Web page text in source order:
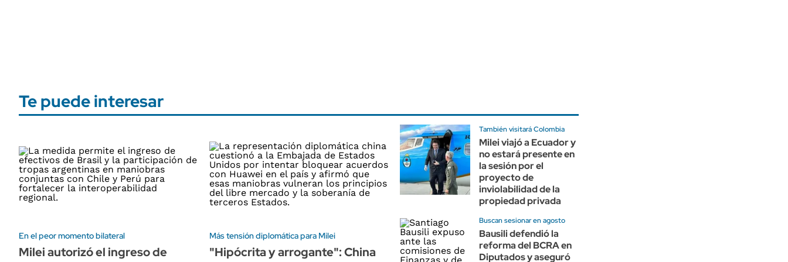
Te puede interesar
En el peor momento bilateral
Milei autorizó el ingreso de
Más tensión diplomática para Milei
"Hipócrita y arrogante": China
También visitará Colombia
Milei viajó a Ecuador y
no estará presente en
la sesión por el
proyecto de
inviolabilidad de la
propiedad privada
Buscan sesionar en agosto
Bausili defendió la
reforma del BCRA en
Diputados y aseguró